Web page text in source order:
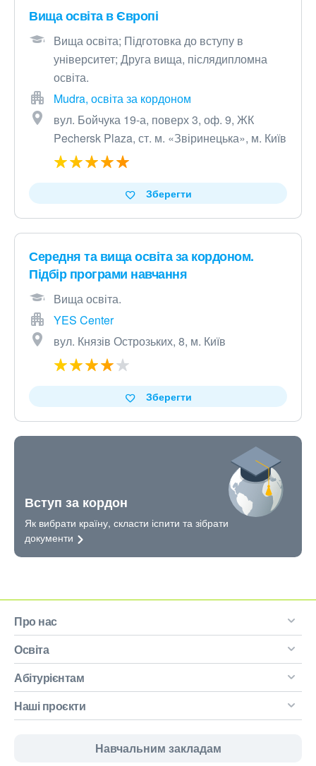
Вища освіта в Європі
Вища освіта; Підготовка до вступу в
університет; Друга вища, післядипломна
освіта.
Mudra, освіта за кордоном
вул. Бойчука 19-а, поверх 3, оф. 9, ЖК
Pechersk Plaza, ст. м. «Звіринецька», м. Київ
Зберегти
Середня та вища освіта за кордоном.
Підбір програми навчання
Вища освіта.
YES Center
вул. Князів Острозьких, 8, м. Київ
Зберегти
Вступ за кордон
Як вибрати країну, скласти іспити та зібрати
документи
Про нас
Освіта
Абітурієнтам
Наші проєкти
Навчальним закладам